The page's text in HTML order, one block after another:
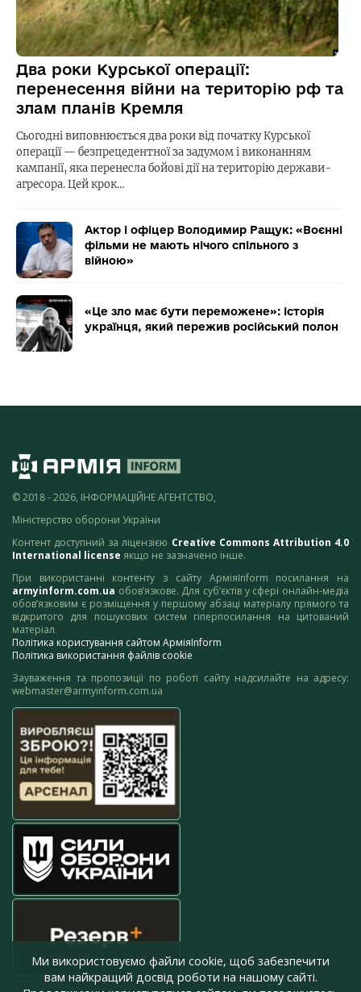
Два роки Курської операції:
перенесення війни на територію рф та
злам планів Кремля
Сьогодні виповнюється два роки від початку Курської
операції — безпрецедентної за задумом і виконанням
кампанії, яка перенесла бойові дії на територію держави-
агресора. Цей крок…
Актор і офіцер Володимир Ращук: «Воєнні
фільми не мають нічого спільного з
війною»
«Це зло має бути переможене»: історія
українця, який пережив російський полон
© 2018 - 2026, ІНФОРМАЦІЙНЕ АГЕНТСТВО,
Міністерство оборони України
Контент доступний за ліцензією Creative Commons Attribution 4.0
International license якщо не зазначено інше.
При використанні контенту з сайту АрміяInform посилання на
armyinform.com.ua обов’язкове. Для суб’єктів у сфері онлайн-медіа
обов’язковим є розміщення у першому абзаці матеріалу прямого та
відкритого для пошукових систем гіперпосилання на цитований
матеріал.
Політика користування сайтом АрміяInform
Політика використання файлів cookie
Зауваження та пропозиції по роботі сайту надсилайте на адресу:
webmaster@armyinform.com.ua
Ми використовуємо файли cookie, щоб забезпечити
вам найкращий досвід роботи на нашому сайті.